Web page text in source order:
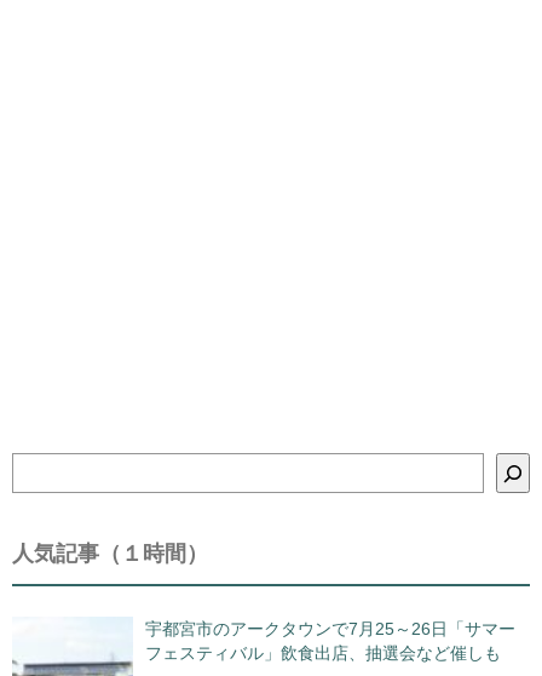
索
人気記事（１時間）
宇都宮市のアークタウンで7月25～26日「サマー
フェスティバル」飲食出店、抽選会など催しも